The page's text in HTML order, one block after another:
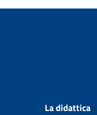
La didattica